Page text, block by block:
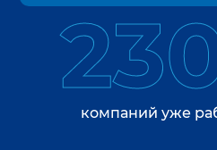
компаний уже